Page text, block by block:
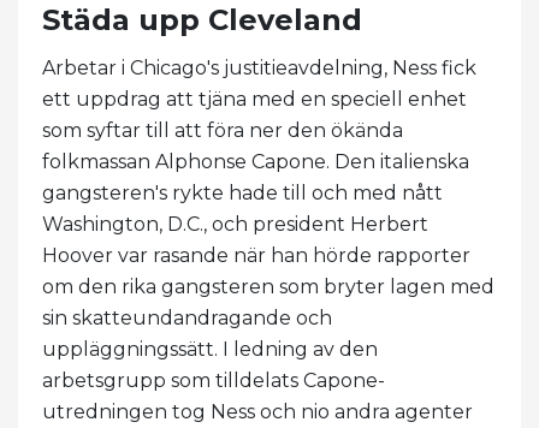
Städa upp Cleveland
Arbetar i Chicago's justitieavdelning, Ness fick
ett uppdrag att tjäna med en speciell enhet
som syftar till att föra ner den ökända
folkmassan Alphonse Capone. Den italienska
gangsteren's rykte hade till och med nått
Washington, D.C., och president Herbert
Hoover var rasande när han hörde rapporter
om den rika gangsteren som bryter lagen med
sin skatteundandragande och
uppläggningssätt. I ledning av den
arbetsgrupp som tilldelats Capone-
utredningen tog Ness och nio andra agenter